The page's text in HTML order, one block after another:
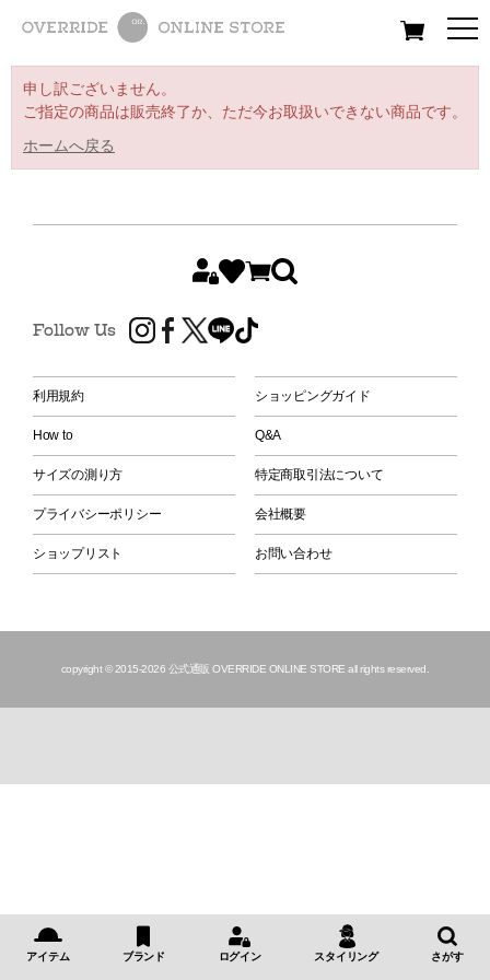
All Women Men
申し訳ございません。
ご指定の商品は販売終了か、ただ今お取扱いできない商品です。
ホームへ戻る
Follow Us
利用規約 ショッピングガイド
How to Q&A
サイズの測り方 特定商取引法について
プライバシーポリシー 会社概要
ショップリスト お問い合わせ
copyright © 2015-2026 公式通販 OVERRIDE ONLINE STORE all rights reserved.
アイテム ブランド ログイン スタイリング さがす